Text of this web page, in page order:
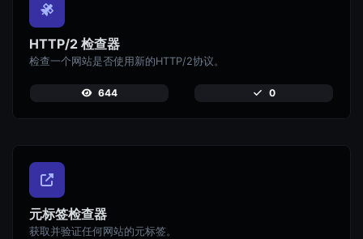
HTTP/2 检查器
检查一个网站是否使用新的HTTP/2协议。
644 0
元标签检查器
获取并验证任何网站的元标签。